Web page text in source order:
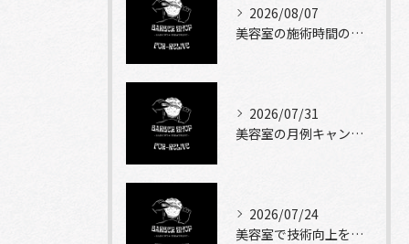
2026/08/07
美容室の施術時間の目安とメニュー別に知っておきたい現実的な滞在時間ガイド
2026/07/31
美容室の月例キャンペーンを堺市で賢く使う選び方と比較ポイント
2026/07/24
美容室で技術向上を実現する自主練習と成長計画のコツ